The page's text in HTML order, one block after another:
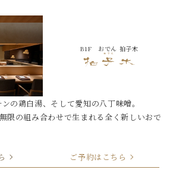
B1F おでん 拍子木
の鶏白湯、そして愛知の八丁味噌。
限の組み合わせで生まれる 全く新しいおで
ご予約はこちら